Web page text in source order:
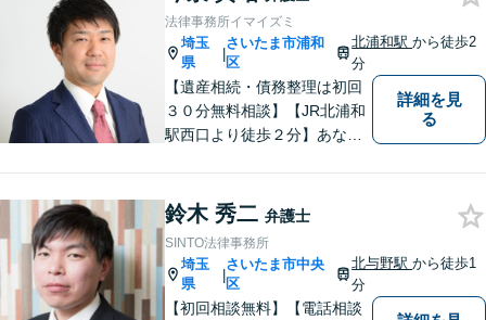
んでまいります。
法律事務所イマイズミ
埼玉
県
|
さいたま市浦和
区
北浦和駅から徒歩2
分
【遺産相続・債務整理は初回
３０分無料相談】【JR北浦和
駅西口より徒歩２分】あなた
の代わりに悩み、考え、解決
策をご提案します。
詳細を見
る
鈴木 秀二 弁護士
SINTO法律事務所
埼玉
県
|
さいたま市中央
区
北与野駅から徒歩1
分
【初回相談無料】【電話相談